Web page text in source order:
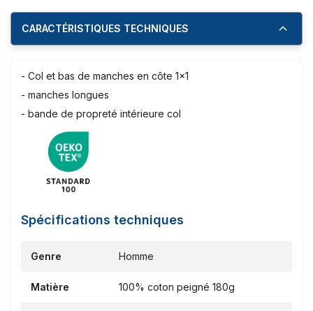
CARACTÉRISTIQUES TECHNIQUES
- Col et bas de manches en côte 1x1
- manches longues
- bande de propreté intérieure col
Spécifications techniques
Genre Homme
Matière 100% coton peigné 180g